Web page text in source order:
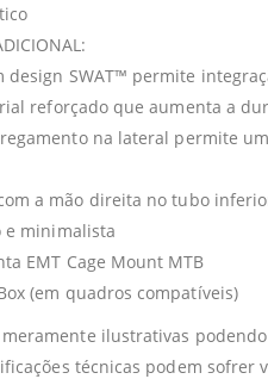
design SWAT™ permite
reforçado que aumenta a
na lateral permite
a mão direita no tubo
e minimalista
EMT Cage Mount MTB
(em quadros compatíveis)
meramente ilustrativas
técnicas podem